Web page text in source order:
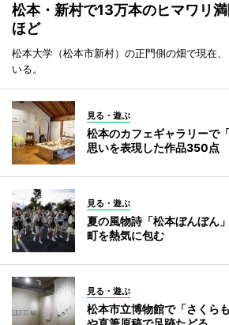
松本・新村で13万本のヒマワリ
ほど
松本大学（松本市新村）の正門側の畑で現在
いる。
見る・遊ぶ
松本のカフェギャラリーで
思いを表現した作品350点
見る・遊ぶ
夏の風物詩「松本ぼんぼん
町を熱気に包む
見る・遊ぶ
松本市立博物館で「さくら